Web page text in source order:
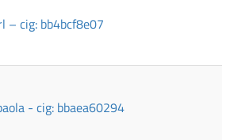
– cig: bb4bcf8e07
- cig: bbaea60294